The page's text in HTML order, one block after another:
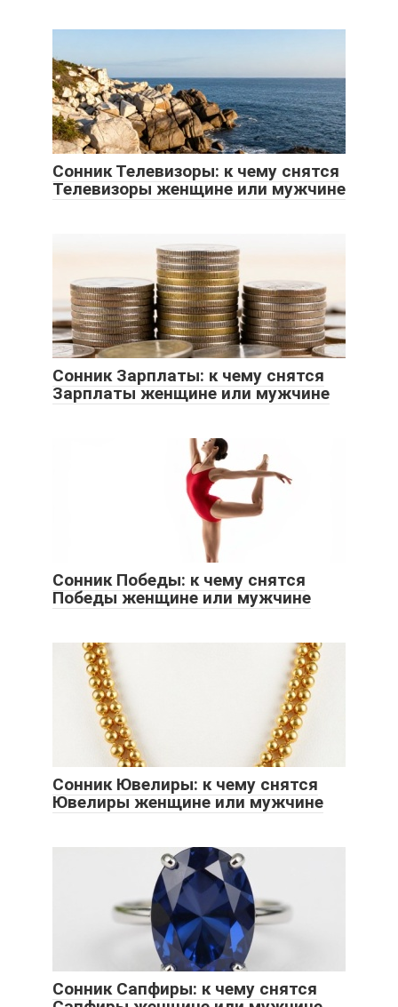
Сонник Телевизоры: к чему снятся
Телевизоры женщине или мужчине
Сонник Зарплаты: к чему снятся
Зарплаты женщине или мужчине
Сонник Победы: к чему снятся
Победы женщине или мужчине
Сонник Ювелиры: к чему снятся
Ювелиры женщине или мужчине
Сонник Сапфиры: к чему снятся